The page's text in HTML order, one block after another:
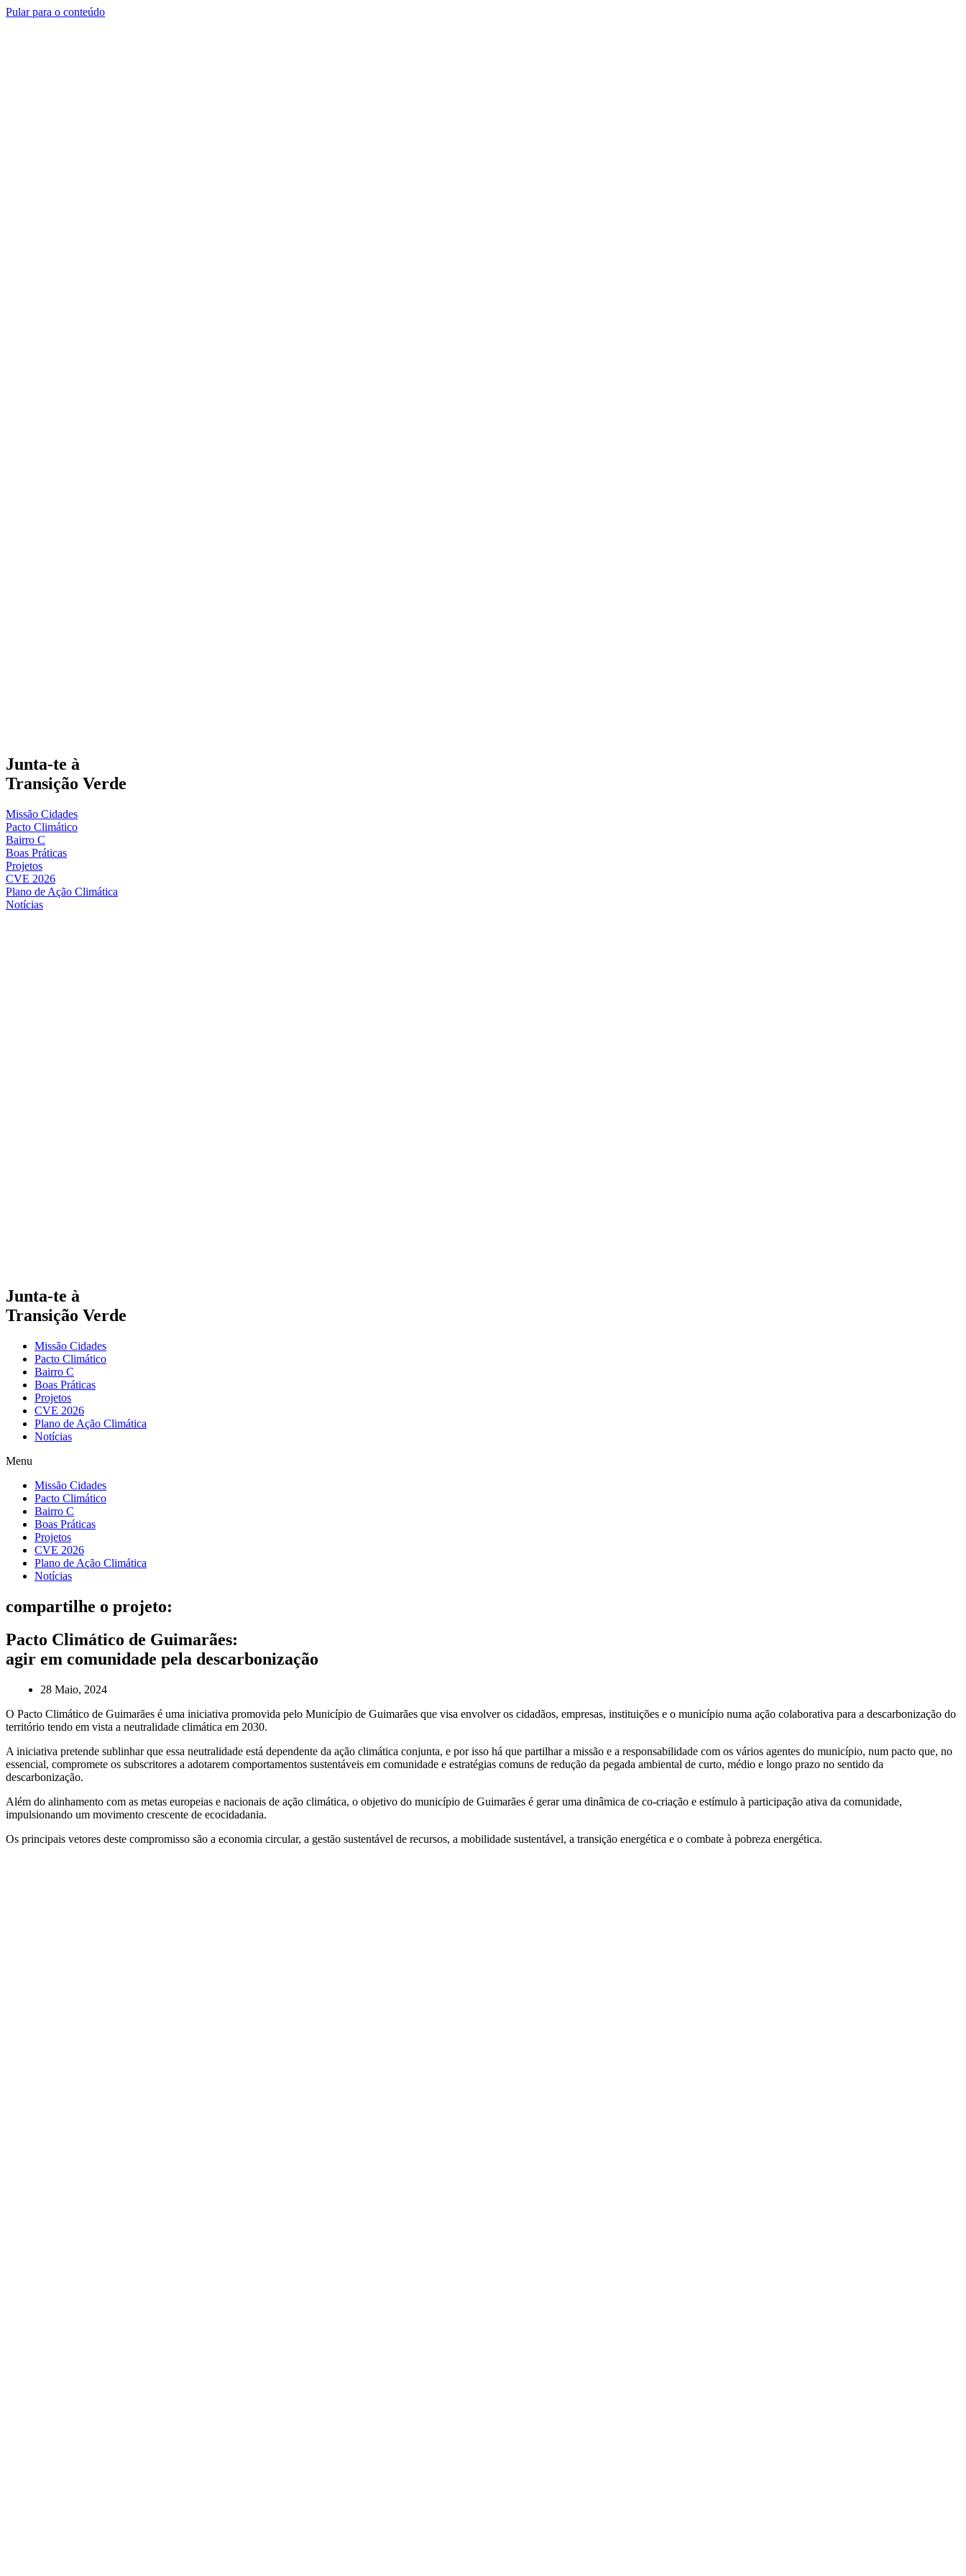
Pular para o conteúdo
Junta-te à
Transição Verde
Missão Cidades
Pacto Climático
Bairro C
Boas Práticas
Projetos
CVE 2026
Plano de Ação Climática
Notícias
Junta-te à
Transição Verde
Missão Cidades
Pacto Climático
Bairro C
Boas Práticas
Projetos
CVE 2026
Plano de Ação Climática
Notícias
Menu
Missão Cidades
Pacto Climático
Bairro C
Boas Práticas
Projetos
CVE 2026
Plano de Ação Climática
Notícias
compartilhe o projeto:
Pacto Climático de Guimarães:
agir em comunidade pela descarbonização
28 Maio, 2024
O Pacto Climático de Guimarães é uma iniciativa promovida pelo Município de Guimarães que visa envolver os cidadãos, empresas, instituições e o município numa ação colaborativa para a descarbonização do
território tendo em vista a neutralidade climática em 2030.
A iniciativa pretende sublinhar que essa neutralidade está dependente da ação climática conjunta, e por isso há que partilhar a missão e a responsabilidade com os vários agentes do município, num pacto que, no
essencial, compromete os subscritores a adotarem comportamentos sustentáveis em comunidade e estratégias comuns de redução da pegada ambiental de curto, médio e longo prazo no sentido da
descarbonização.
Além do alinhamento com as metas europeias e nacionais de ação climática, o objetivo do município de Guimarães é gerar uma dinâmica de co-criação e estímulo à participação ativa da comunidade,
impulsionando um movimento crescente de ecocidadania.
Os principais vetores deste compromisso são a economia circular, a gestão sustentável de recursos, a mobilidade sustentável, a transição energética e o combate à pobreza energética.